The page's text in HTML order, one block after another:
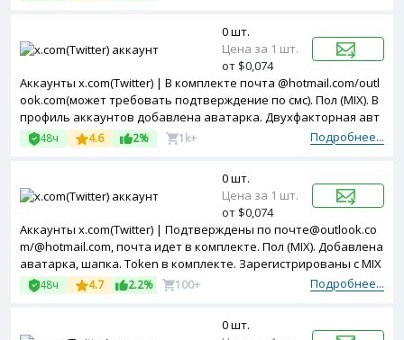
Аккаунты x.com(Twitter) | В комплекте почта @hotmail.com/outl
ook.com(может требовать подтверждение по смс). Пол (MIX). В
профиль аккаунтов добавлена аватарка. Двухфакторная авт
оризация включена. Token в комплекте. Зарегистрированы с
USA ip.
Подробнее...
48ч 4.6 2% 1k+
0 шт.
Цена за 1 шт.
от $0,074
Аккаунты x.com(Twitter) | Подтверждены по почте@outlook.co
m/@hotmail.com, почта идет в комплекте. Пол (MIX). Добавлена
аватарка, шапка. Token в комплекте. Зарегистрированы с MIX
ip.
Подробнее...
48ч 4.7 2.2% 100+
0 шт.
Цена за 1 шт.
от $0,074
0 шт.